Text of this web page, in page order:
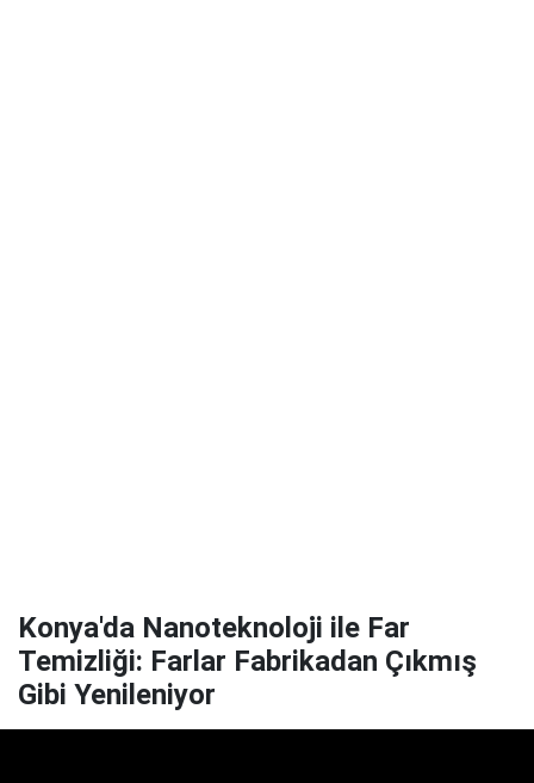
Konya'da Nanoteknoloji ile Far
Temizliği: Farlar Fabrikadan Çıkmış
Gibi Yenileniyor